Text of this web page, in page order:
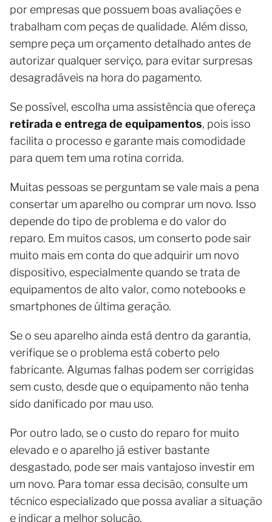
por empresas que possuem boas avaliações e
trabalham com peças de qualidade. Além disso,
sempre peça um orçamento detalhado antes de
autorizar qualquer serviço, para evitar surpresas
desagradáveis na hora do pagamento.
Se possível, escolha uma assistência que ofereça
retirada e entrega de equipamentos, pois isso
facilita o processo e garante mais comodidade
para quem tem uma rotina corrida.
Muitas pessoas se perguntam se vale mais a pena
consertar um aparelho ou comprar um novo. Isso
depende do tipo de problema e do valor do
reparo. Em muitos casos, um conserto pode sair
muito mais em conta do que adquirir um novo
dispositivo, especialmente quando se trata de
equipamentos de alto valor, como notebooks e
smartphones de última geração.
Se o seu aparelho ainda está dentro da garantia,
verifique se o problema está coberto pelo
fabricante. Algumas falhas podem ser corrigidas
sem custo, desde que o equipamento não tenha
sido danificado por mau uso.
Por outro lado, se o custo do reparo for muito
elevado e o aparelho já estiver bastante
desgastado, pode ser mais vantajoso investir em
um novo. Para tomar essa decisão, consulte um
técnico especializado que possa avaliar a situação
e indicar a melhor solução.